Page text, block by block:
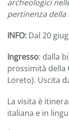
archeologici
pertinenza della
INFO: Dal 20
Ingresso: dalla
prossimità della
Loreto). Uscita
La visita è
italiana e in